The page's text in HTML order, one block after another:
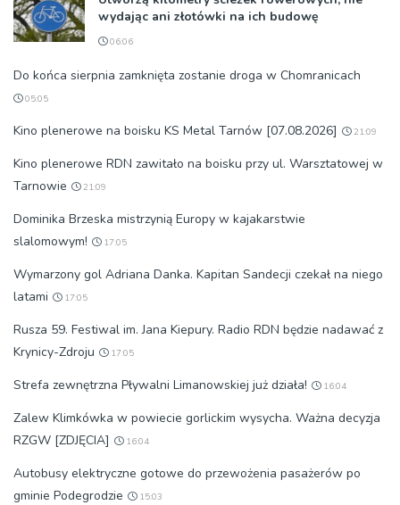
wydając ani złotówki na ich budowę
06:06
Do końca sierpnia zamknięta zostanie droga w Chomranicach
05:05
Kino plenerowe na boisku KS Metal Tarnów [07.08.2026] 21:09
Kino plenerowe RDN zawitało na boisku przy ul. Warsztatowej w
Tarnowie
21:09
Dominika Brzeska mistrzynią Europy w kajakarstwie
slalomowym!
17:05
Wymarzony gol Adriana Danka. Kapitan Sandecji czekał na niego
latami
17:05
Rusza 59. Festiwal im. Jana Kiepury. Radio RDN będzie nadawać z
Krynicy-Zdroju
17:05
Strefa zewnętrzna Pływalni Limanowskiej już działa! 16:04
Zalew Klimkówka w powiecie gorlickim wysycha. Ważna decyzja
RZGW [ZDJĘCIA]
16:04
Autobusy elektryczne gotowe do przewożenia pasażerów po
gminie Podegrodzie
15:03